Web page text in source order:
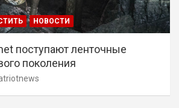
НОВОСТИ
поступают ленточные
поколения